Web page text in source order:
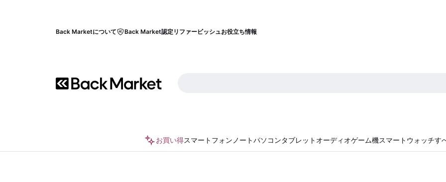
Back Marketについて Back Market認定リファービッシュお役立ち情報
お買い得スマートフォン ノートパソコンタブレット オーディオゲーム機スマートウォッチす